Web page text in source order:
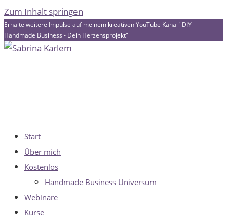
Zum Inhalt springen
Erhalte weitere Impulse auf meinem kreativen YouTube Kanal "DIY
Handmade Business - Dein Herzensprojekt"
Start
Über mich
Kostenlos
Handmade Business Universum
Webinare
Kurse